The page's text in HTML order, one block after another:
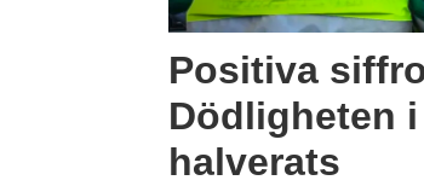
Positiva
Dödligheten
halverats